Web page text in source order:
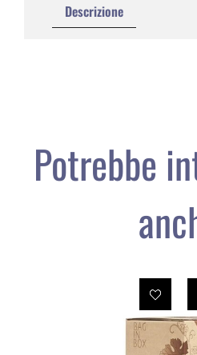
Descrizione
Potrebbe